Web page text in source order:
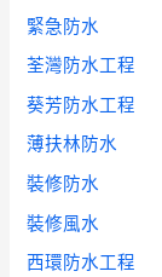
緊急防水
荃灣防水工程
葵芳防水工程
薄扶林防水
裝修防水
裝修風水
西環防水工程